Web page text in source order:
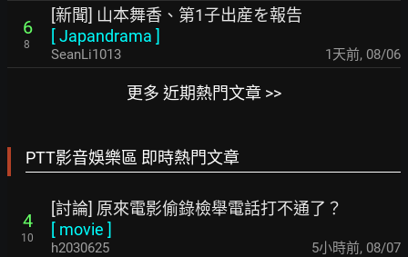
6
8
[新聞] 山本舞香、第1子出産を報告
[Japandrama ]
SeanLi1013 1天前, 08/06
更多 近期熱門文章 >>
PTT影音娛樂區 即時熱門文章
4
10
[討論] 原來電影偷錄檢舉電話打不通了？
[ movie ]
h2030625 5小時前, 08/07